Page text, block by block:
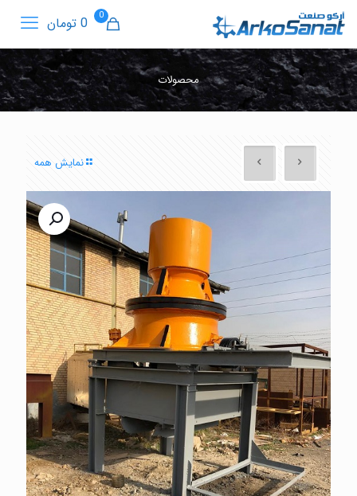
0 0 تومان
محصولات
نمایش همه